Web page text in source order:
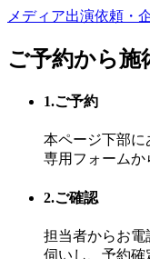
メディア出演依頼・
ご予約から施
1.ご予約
本ページ下部に
専用フォームか
2.ご確認
担当者からお電
伺いし、予約確